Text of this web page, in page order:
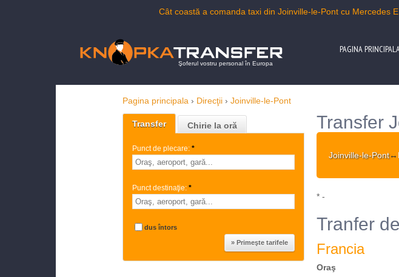
Cât coastă a comanda taxi din Joinville-le-Pont cu Mercedes
Şoferul vostru personal în Europa
PAGINA
Pagina principala › Direcţii › Joinville-le-Pont
Transfer Chirie la oră
Punct de plecare: *
Punct destinaţie: *
dus întors
Transfer
Joinville-le-Pont↔
* -
Tranfer
Francia
Oraş